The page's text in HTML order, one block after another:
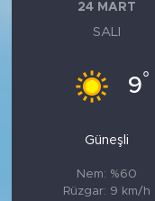
24 MART
SALI
9°
Güneşli
Nem: %60
Rüzgar: 9 km/h